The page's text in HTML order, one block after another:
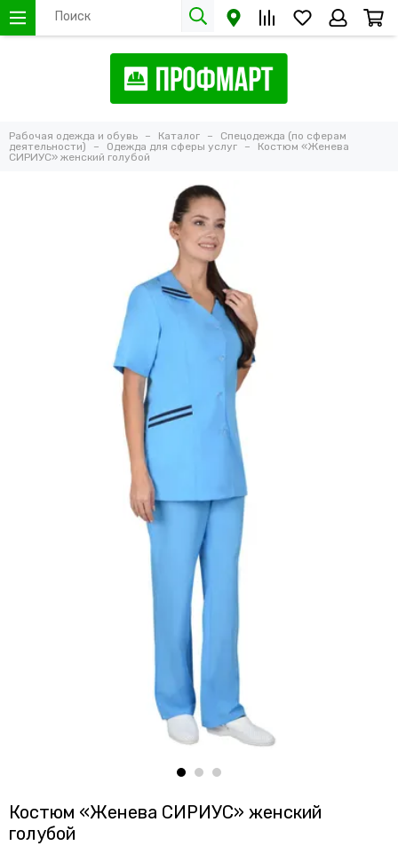
Рабочая одежда и обувь Каталог
Спецодежда (по сферам
деятельности)
Одежда для сферы услуг
Костюм «Женева
СИРИУС» женский голубой
Костюм «Женева СИРИУС» женский
голубой